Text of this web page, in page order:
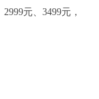
元、3499元，